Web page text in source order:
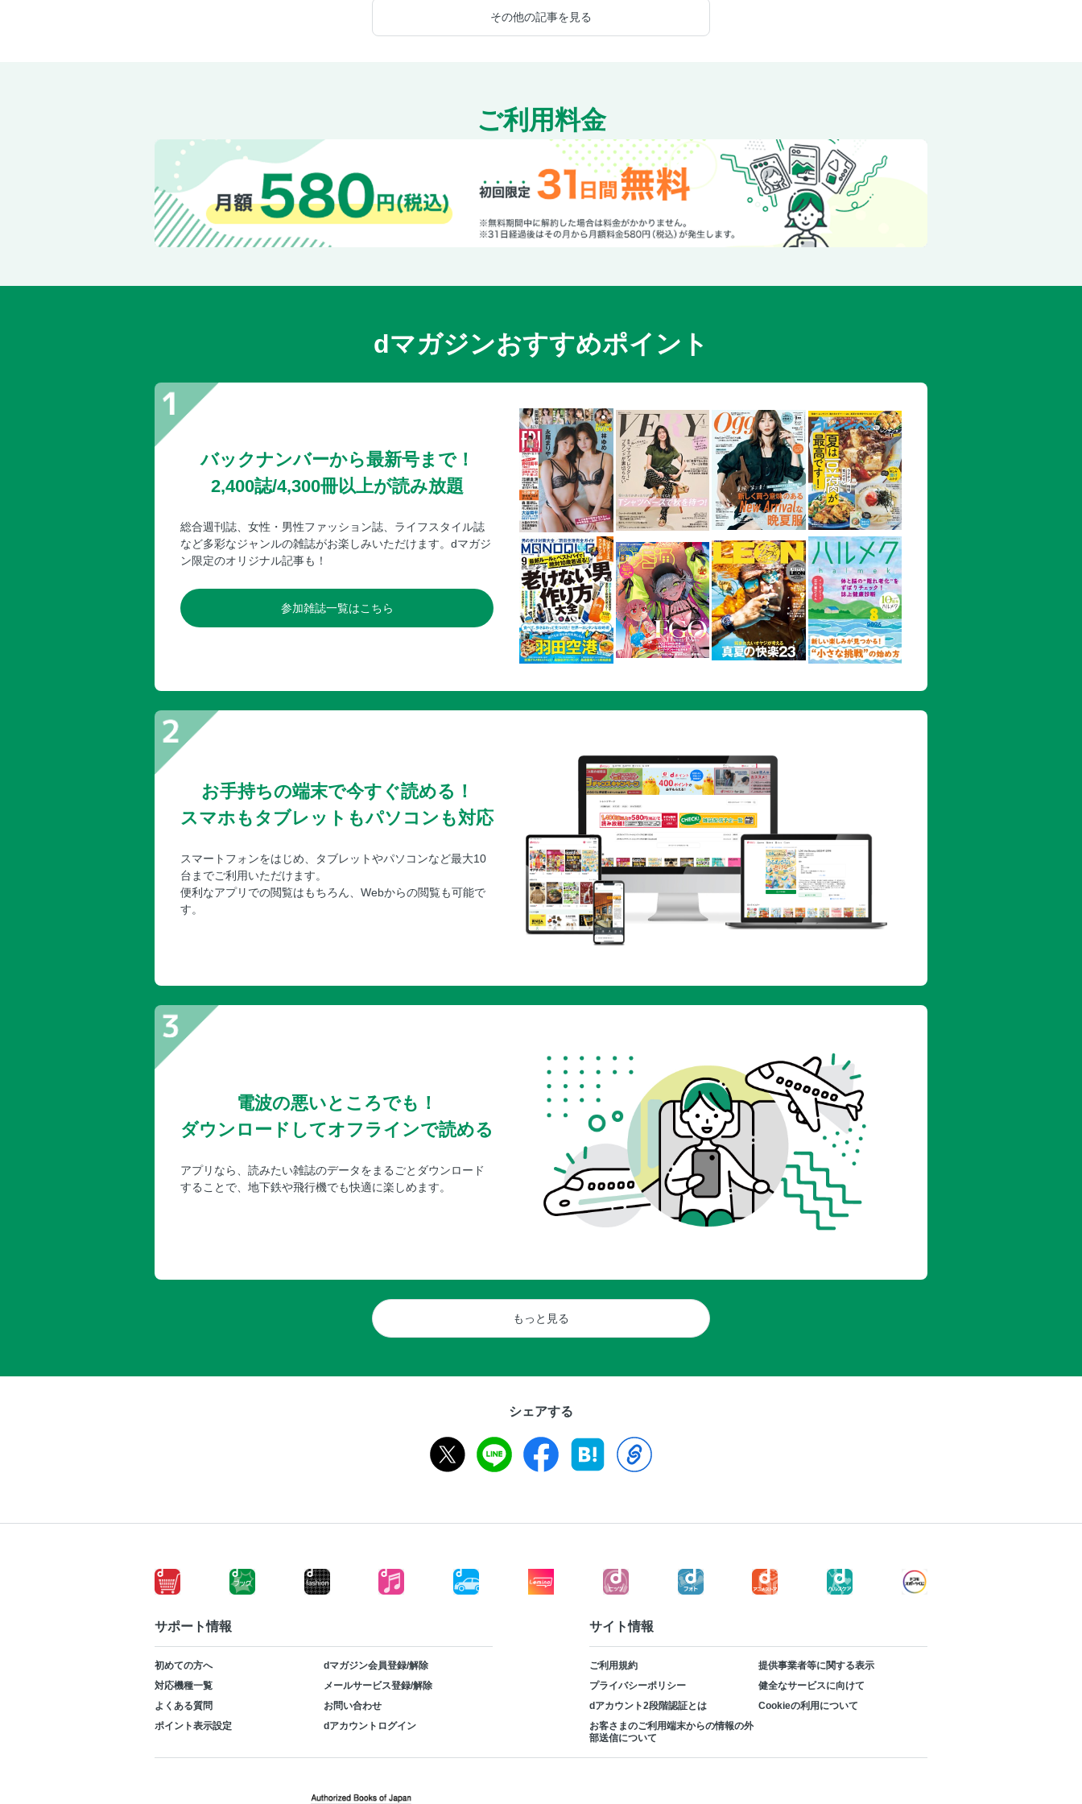
その他の記事を見る
ご利用料金
dマガジンおすすめポイント
バックナンバーから最新号まで！
2,400誌/4,300冊以上が読み放題
総合週刊誌、女性・男性ファッション誌、ライフスタイル誌
など多彩なジャンルの雑誌がお楽しみいただけます。dマガジ
ン限定のオリジナル記事も！
参加雑誌一覧はこちら
お手持ちの端末で今すぐ読める！
スマホもタブレットもパソコンも対応
スマートフォンをはじめ、タブレットやパソコンなど最大10
台までご利用いただけます。
便利なアプリでの閲覧はもちろん、Webからの閲覧も可能で
す。
電波の悪いところでも！
ダウンロードしてオフラインで読める
アプリなら、読みたい雑誌のデータをまるごとダウンロード
することで、地下鉄や飛行機でも快適に楽しめます。
もっと見る
シェアする
サポート情報
初めての方へ
dマガジン会員登録/解除
対応機種一覧
メールサービス登録/解除
よくある質問
お問い合わせ
ポイント表示設定
dアカウントログイン
サイト情報
ご利用規約
提供事業者等に関する表示
プライバシーポリシー
健全なサービスに向けて
dアカウント2段階認証とは
Cookieの利用について
お客さまのご利用端末からの情報の外
部送信について